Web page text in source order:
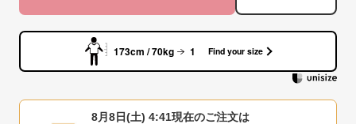
173cm / 70kg 1 Find your size
8月8日(土) 4:41現在のご注文は